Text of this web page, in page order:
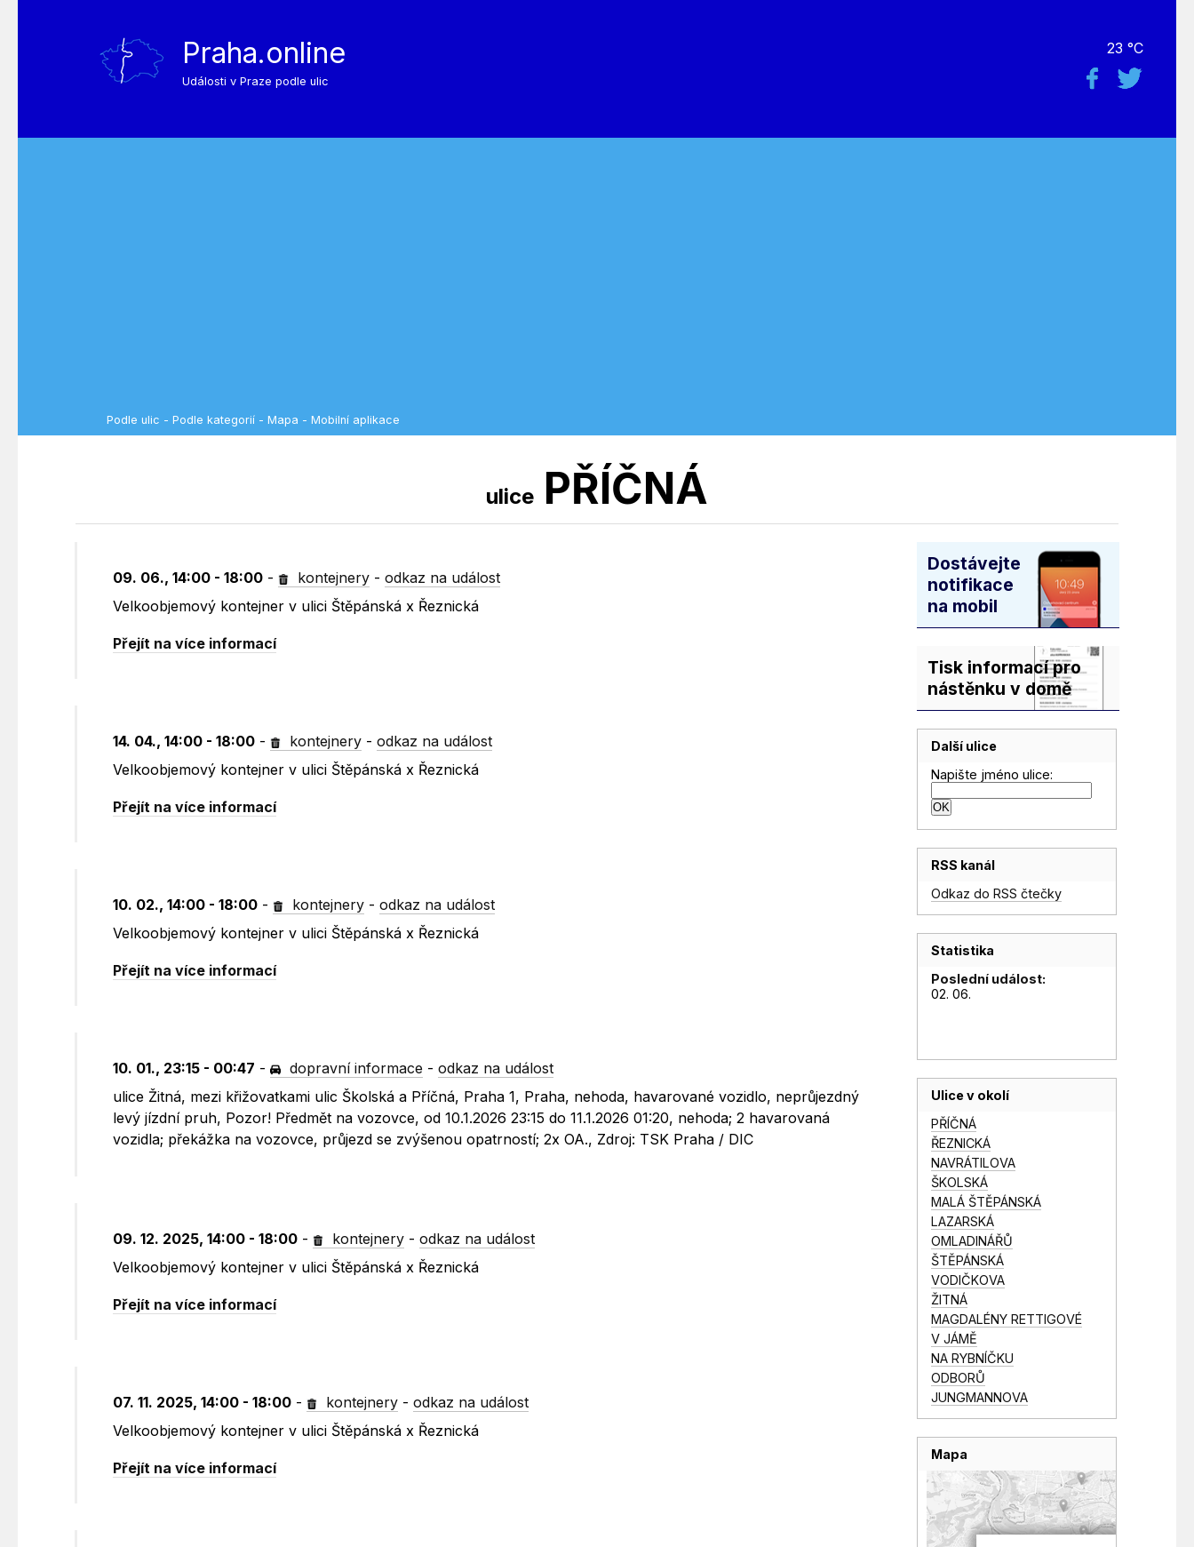
Praha.online
Události v Praze podle ulic
23 °C
Podle ulic - Podle kategorií - Mapa - Mobilní aplikace
ulice PŘÍČNÁ
09. 06., 14:00 - 18:00 - kontejnery -odkaz na událost
Velkoobjemový kontejner v ulici Štěpánská x Řeznická
Přejít na více informací
14. 04., 14:00 - 18:00 - kontejnery -odkaz na událost
Velkoobjemový kontejner v ulici Štěpánská x Řeznická
Přejít na více informací
10. 02., 14:00 - 18:00 - kontejnery -odkaz na událost
Velkoobjemový kontejner v ulici Štěpánská x Řeznická
Přejít na více informací
10. 01., 23:15 - 00:47 - dopravní informace -odkaz na událost
ulice Žitná, mezi křižovatkami ulic Školská a Příčná, Praha 1, Praha, nehoda, havarované vozidlo, neprůjezdný
levý jízdní pruh, Pozor! Předmět na vozovce, od 10.1.2026 23:15 do 11.1.2026 01:20, nehoda; 2 havarovaná
vozidla; překážka na vozovce, průjezd se zvýšenou opatrností; 2x OA., Zdroj: TSK Praha / DIC
09. 12. 2025, 14:00 - 18:00 - kontejnery -odkaz na událost
Velkoobjemový kontejner v ulici Štěpánská x Řeznická
Přejít na více informací
07. 11. 2025, 14:00 - 18:00 - kontejnery -odkaz na událost
Velkoobjemový kontejner v ulici Štěpánská x Řeznická
Přejít na více informací
Dostávejte
notifikace
na mobil
Tisk informací pro
nástěnku v domě
Další ulice
Napište jméno ulice:
RSS kanál
Odkaz do RSS čtečky
Statistika
Poslední událost:
02. 06.
Ulice v okolí
PŘÍČNÁ
ŘEZNICKÁ
NAVRÁTILOVA
ŠKOLSKÁ
MALÁ ŠTĚPÁNSKÁ
LAZARSKÁ
OMLADINÁŘŮ
ŠTĚPÁNSKÁ
VODIČKOVA
ŽITNÁ
MAGDALÉNY RETTIGOVÉ
V JÁMĚ
NA RYBNÍČKU
ODBORŮ
JUNGMANNOVA
Mapa